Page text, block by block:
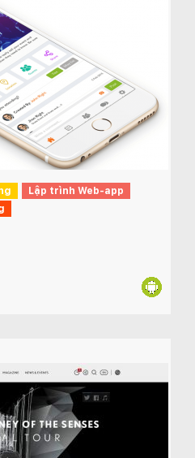
Lập trình Web-app
Mona Media
cung cấp cho quý
tự động. Nếu cần hỗ trợ thêm
gọi
1900 636 648